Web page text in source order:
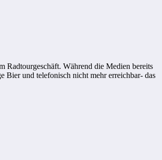
Radtourgeschäft. Während die Medien bereits
Bier und telefonisch nicht mehr erreichbar- das